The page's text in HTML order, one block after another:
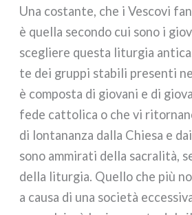
Una costan­te, che i Vescovi
è quel­la secon­do cui sono i
sce­glie­re que­sta litur­gia
te dei grup­pi sta­bi­li pre­sen­ti
è com­po­sta di gio­va­ni e di
fede cat­to­li­ca o che vi
di lon­ta­nan­za dal­la Chiesa e
sono ammi­ra­ti del­la sacra­li­tà,
del­la litur­gia. Quello che più
a cau­sa di una socie­tà